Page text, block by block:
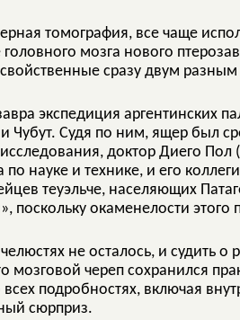
томография, все чаще
мозга нового
сразу двум
экспедиция аргентинских
Чубут. Судя по ним, ящер был
доктор Диего Пол
по науке и технике, и его
теуэльче, населяющих
поскольку окаменелости
не осталось, и судить
мозговой череп сохранился
всех подробностях, включая
сюрприз.